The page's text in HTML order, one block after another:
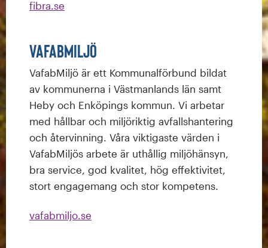
fibra.se
VafabMiljö
VafabMiljö är ett Kommunalförbund bildat
av kommunerna i Västmanlands län samt
Heby och Enköpings kommun. Vi arbetar
med hållbar och miljöriktig avfallshantering
och återvinning. Våra viktigaste värden i
VafabMiljös arbete är uthållig miljöhänsyn,
bra service, god kvalitet, hög effektivitet,
stort engagemang och stor kompetens.
vafabmiljo.se